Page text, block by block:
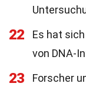
22
Es hat
von DNA-
23
Forscher